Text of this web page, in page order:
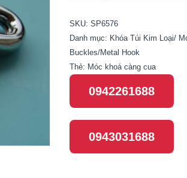
SKU: SP6576
Danh mục: Khóa Túi Kim Loại/
Buckles/Metal Hook
Thẻ: Móc khoá càng cua
0942261688
0943031688